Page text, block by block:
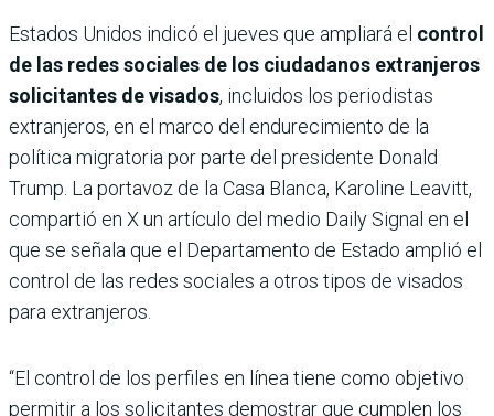
Estados Unidos indicó el jueves que ampliará el control
de las redes sociales de los ciudadanos extranjeros
solicitantes de visados, incluidos los periodistas
extranjeros, en el marco del endurecimiento de la
política migratoria por parte del presidente Donald
Trump. La portavoz de la Casa Blanca, Karoline Leavitt,
compartió en X un artículo del medio Daily Signal en el
que se señala que el Departamento de Estado amplió el
control de las redes sociales a otros tipos de visados
para extranjeros.
“El control de los perfiles en línea tiene como objetivo
permitir a los solicitantes demostrar que cumplen los